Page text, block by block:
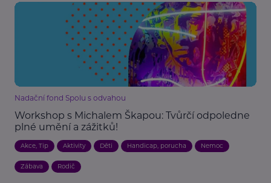
Nadační fond Spolu s odvahou
Workshop s Michalem Škapou: Tvůrčí odpoledne
plné umění a zážitků!
Akce, Tip Aktivity Děti Handicap, porucha Nemoc
Zábava Rodič